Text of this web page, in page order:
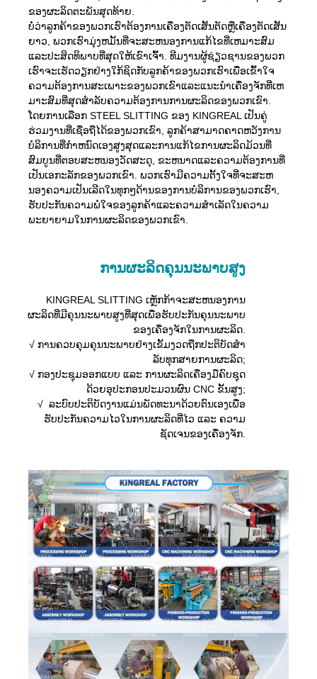
ຂອງຜະລິດຕະພັນສຸດທ້າຍ.
ບໍ່ວ່າລູກຄ້າຂອງພວກເຮົາຕ້ອງການເຄື່ອງຕັດເສັ້ນຕັດຫຼືເຄື່ອງຕັດເສັ້ນ
ຍາວ, ພວກເຮົາມຸ່ງຫມັ້ນທີ່ຈະສະຫນອງການແກ້ໄຂທີ່ເຫມາະສົມ
ແລະປະສິດທິພາບທີ່ສຸດໃຫ້ເຂົາເຈົ້າ. ທີມງານຜູ້ຊ່ຽວຊານຂອງພວກ
ເຮົາຈະເຮັດວຽກຢ່າງໃກ້ຊິດກັບລູກຄ້າຂອງພວກເຮົາເພື່ອເຂົ້າໃຈ
ຄວາມຕ້ອງການສະເພາະຂອງພວກເຂົາແລະແນະນໍາເຄື່ອງຈັກທີ່ເຫ
ມາະສົມທີ່ສຸດສໍາລັບຄວາມຕ້ອງການການຜະລິດຂອງພວກເຂົາ.
ໂດຍການເລືອກ STEEL SLITTING ຂອງ KINGREAL ເປັນຄູ່
ຮ່ວມງານທີ່ເຊື່ອຖືໄດ້ຂອງພວກເຂົາ, ລູກຄ້າສາມາດຄາດຫວັງການ
ບໍລິການທີ່ກໍາຫນົດເອງສູງສຸດແລະການແກ້ໄຂການຜະລິດມ້ວນທີ່
ສົມບູນທີ່ຕອບສະຫນອງວັດສະດຸ, ຂະຫນາດແລະຄວາມຕ້ອງການທີ່
ເປັນເອກະລັກຂອງພວກເຂົາ. ພວກເຮົາມີຄວາມຕັ້ງໃຈທີ່ຈະສະຫ
ນອງຄວາມເປັນເລີດໃນທຸກໆດ້ານຂອງການບໍລິການຂອງພວກເຮົາ,
ຮັບປະກັນຄວາມພໍໃຈຂອງລູກຄ້າແລະຄວາມສໍາເລັດໃນຄວາມ
ພະຍາຍາມໃນການຜະລິດຂອງພວກເຂົາ.
ການຜະລິດຄຸນນະພາບສູງ
KINGREAL SLITTING ເຫຼັກກ້າຈະສະຫນອງການ
ຜະລິດທີ່ມີຄຸນນະພາບສູງທີ່ສຸດເພື່ອຮັບປະກັນຄຸນນະພາບ
ຂອງເຄື່ອງຈັກໃນການຜະລິດ.
√ ການຄວບຄຸມຄຸນນະພາບຢ່າງເຂັ້ມງວດຖືກປະຕິບັດສໍາ
ລັບທຸກສາຍການຜະລິດ;
√ ກອງປະຊຸມອອກແບບ ແລະ ການຜະລິດເຄື່ອງມືຄົບຊຸດ
ດ້ວຍອຸປະກອນປະມວນຜົນ CNC ຂັ້ນສູງ;
√ ລະບົບປະຕິບັດງານແມ່ນພັດທະນາດ້ວຍຕົນເອງເພື່ອ
ຮັບປະກັນຄວາມໄວໃນການຜະລິດທີ່ໄວ ແລະ ຄວາມ
ຊັດເຈນຂອງເຄື່ອງຈັກ.